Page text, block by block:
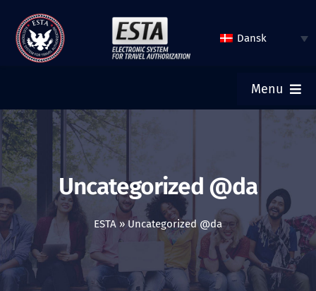
indhold
Dansk
Menu
HJEM
INDSEND ESTA
TJEK ESTA STATUS
TURISTVISUM
Uncategorized @da
ESTA »Uncategorized @da